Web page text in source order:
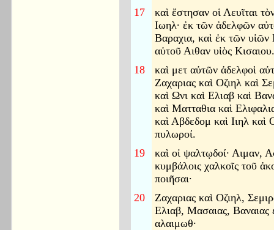
17
καὶ ἔστησαν οἱ Λευῖται
Ιωηλ· ἐκ τῶν ἀδελφῶν
Βαραχια, καὶ ἐκ τῶν
αὐτοῦ Αιθαν υἱὸς Κισαιου.
18
καὶ μετ αὐτῶν ἀδελφοὶ
Ζαχαριας καὶ Οζιηλ καὶ
καὶ Ωνι καὶ Ελιαβ καὶ
καὶ Ματταθια καὶ
καὶ Αβδεδομ καὶ Ιιηλ καὶ
πυλωροί.
19
καὶ οἱ ψαλτῳδοί· Αιμαν,
κυμβάλοις χαλκοῖς τοῦ
ποιῆσαι·
20
Ζαχαριας καὶ Οζιηλ,
Ελιαβ, Μασαιας, Βαναιας
αλαιμωθ·